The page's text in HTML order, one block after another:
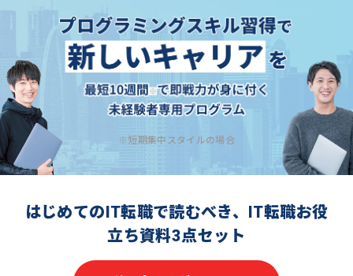
※短期集中スタイルの場合
はじめてのIT転職で読むべき、IT転職お役
立ち資料3点セット